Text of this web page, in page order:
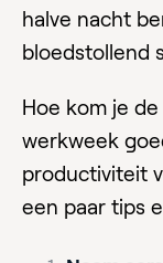
halve nacht
bloedstollend
Hoe kom je
werkweek
productiviteit
een paar tips